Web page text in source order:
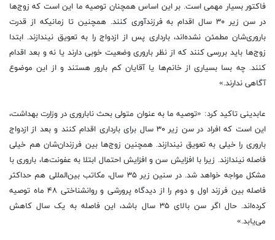
فاکتور بسیار مهمی است. بر این اساس همچنان توصیه ما این است که زوج‌ها
در سن زیر ۳۰ سال اقدام به فرزندآوری کنند. همچنین تا زمانیکه از قدرت
باروری‌شان مطمئن نشده‌اند، بارداری پس از ازدواج را به تعویق نیندازند. ابتدا
زوج‌ها باید بررسی کنند که از نظر باروری وضعیت خوبی دارند یا نه و بعد اقدام
کنند. چه بسا بسیاری از خانم‌ها یا آقایان کم بارور هستند و از این موضوع
آگاهی ندارند.»
عابدینی تاکید کرد: «توصیه ما به عنوان متولی بحث ناباروری در وزارت بهداشت،
این است که افراد در سن زیر ۳۰ سال برای بارداری اقدام کنند و بعد از ازدواج
باروری را خیلی به تعویق نیندازند. همچنین زوج‌ها بین فرزندان‌شان هم خیلی
فاصله نیندازند. زیرا با افزایش سن و افزایش احتمال ابتلا به عفونت‌ها، باروری با
مشکل مواجه خواهد شد. در سنین زیر ۳۵ سال، مکاتب بین‌المللی هم حداکثر
فاصله بین فرزند اول و دوم را از دیدگاه پرورشی و روانشناختی ۴۸ ماه توصیه
کرده‌اند. حال اگر سن بالای ۳۵ سال باشد، این فاصله به یک سال کاهش
می‌یابد.»